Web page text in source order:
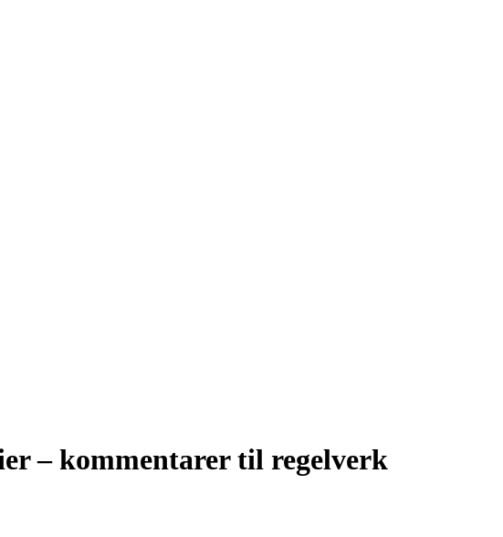
– kommentarer til regelverk